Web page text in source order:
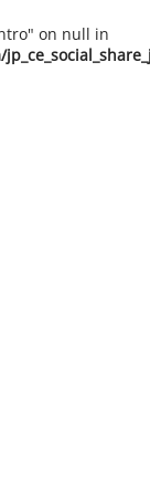
on null in